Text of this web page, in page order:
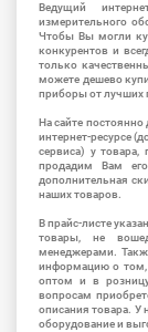
Ведущий
измерительного
Чтобы Вы могли
конкурентов и
только
можете дешево
приборы от лучших
На сайте
интернет-ресурсе
сервиса) у
продадим Вам
дополнительная
наших товаров.
В прайс-листе
товары, не
менеджерами.
информацию о том,
оптом и в
вопросам
описания товара. У
оборудование и